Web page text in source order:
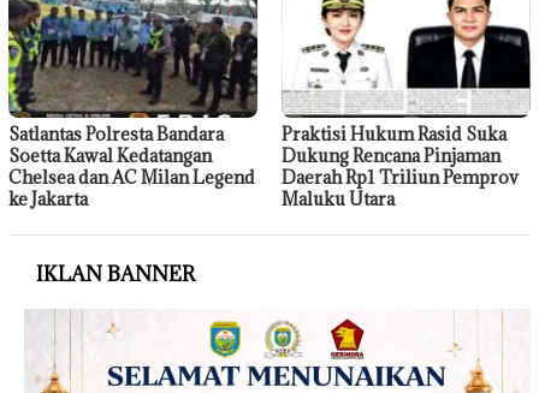
Satlantas Polresta Bandara
Soetta Kawal Kedatangan
Chelsea dan AC Milan Legend
ke Jakarta
Praktisi Hukum Rasid Suka
Dukung Rencana Pinjaman
Daerah Rp1 Triliun Pemprov
Maluku Utara
IKLAN BANNER